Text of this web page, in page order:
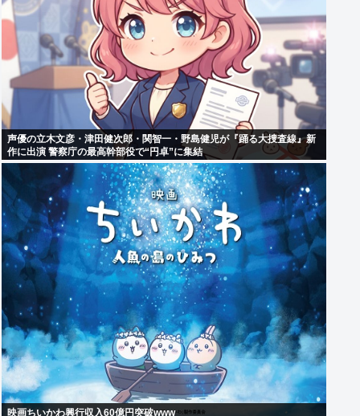
声優の立木文彦・津田健次郎・関智一・野島健児が『踊る大捜査線』新
作に出演 警察庁の最高幹部役で“円卓”に集結
映画ちいかわ興行収入60億円突破www